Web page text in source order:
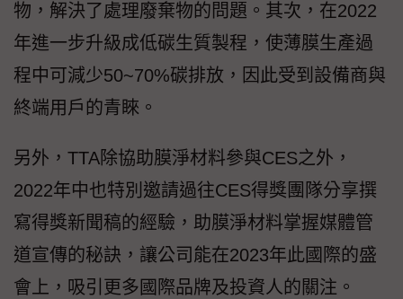
物，解決了處理廢棄物的問題。其次，在2022
年進一步升級成低碳生質製程，使薄膜生產過
程中可減少50~70%碳排放，因此受到設備商與
終端用戶的青睞。
另外，TTA除協助膜淨材料參與CES之外，
2022年中也特別邀請過往CES得獎團隊分享撰
寫得獎新聞稿的經驗，助膜淨材料掌握媒體管
道宣傳的秘訣，讓公司能在2023年此國際的盛
會上，吸引更多國際品牌及投資人的關注。